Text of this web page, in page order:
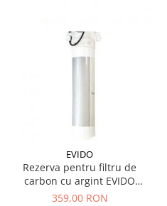
EVIDO
Rezerva pentru filtru de
carbon cu argint EVIDO
GREEN pentru bateriile de
359,00 RON